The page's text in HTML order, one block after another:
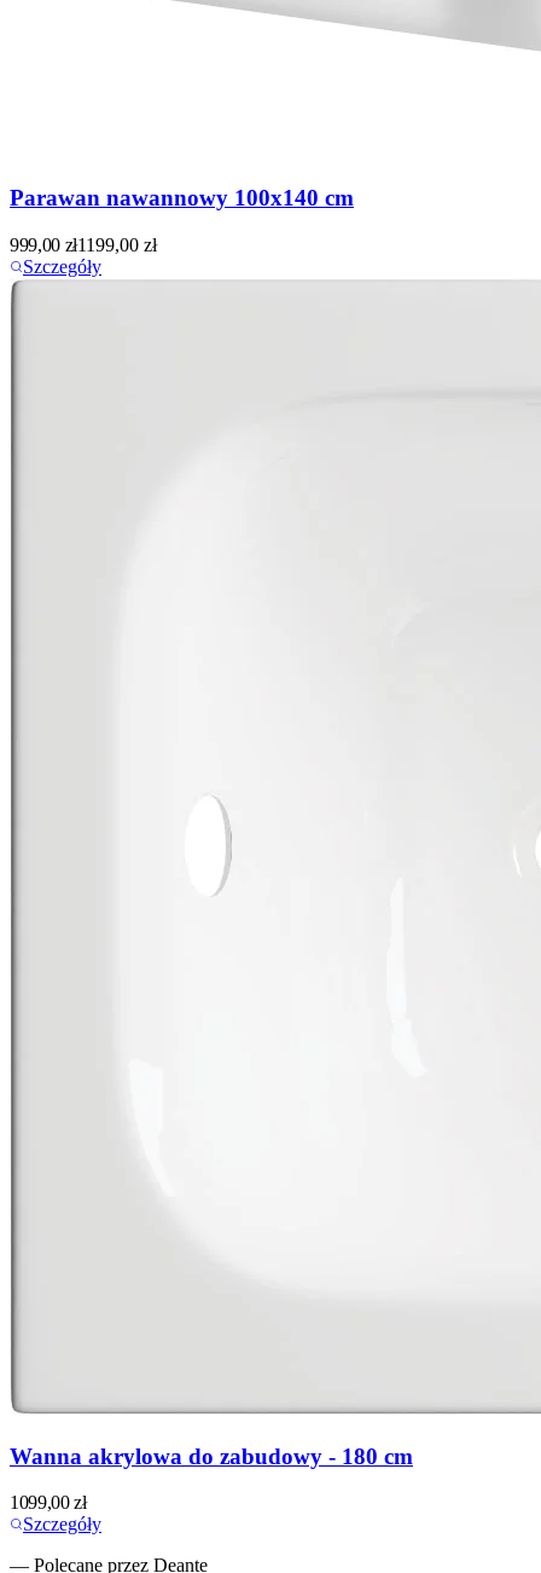
Parawan nawannowy 100x140 cm
999,00 zł1199,00 zł
Szczegóły
Wanna akrylowa do zabudowy - 180 cm
1099,00zł
Szczegóły
— Polecane przez Deante